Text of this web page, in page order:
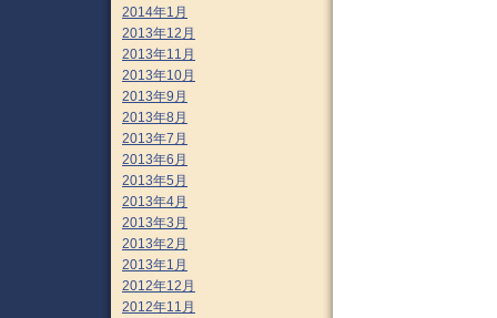
2014年1月
2013年12月
2013年11月
2013年10月
2013年9月
2013年8月
2013年7月
2013年6月
2013年5月
2013年4月
2013年3月
2013年2月
2013年1月
2012年12月
2012年11月